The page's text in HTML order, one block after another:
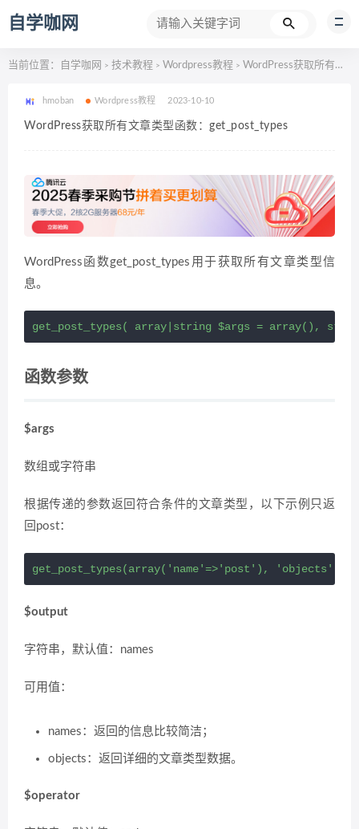
自学咖网
当前位置： 自学咖网 > 技术教程 > Wordpress教程 > WordPress获取所有文章类型函数：get_post_types
hmoban Wordpress教程 2023-10-10
WordPress获取所有文章类型函数：get_post_types
WordPress函数get_post_types用于获取所有文章类型信
息。
get_post_types( array|string $args = array(),
函数参数
$args
数组或字符串
根据传递的参数返回符合条件的文章类型，以下示例只返
回post：
get_post_types(array('name'=>'post'), 'objects')
$output
字符串，默认值：names
可用值：
names：返回的信息比较简洁；
objects：返回详细的文章类型数据。
$operator